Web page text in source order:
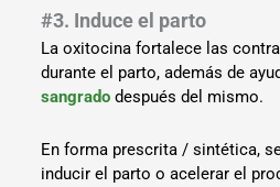
#3. Induce el parto
La oxitocina fortalece las
durante el parto, además de
sangrado después del mismo.
En forma prescrita / sintética,
inducir el parto o acelerar el